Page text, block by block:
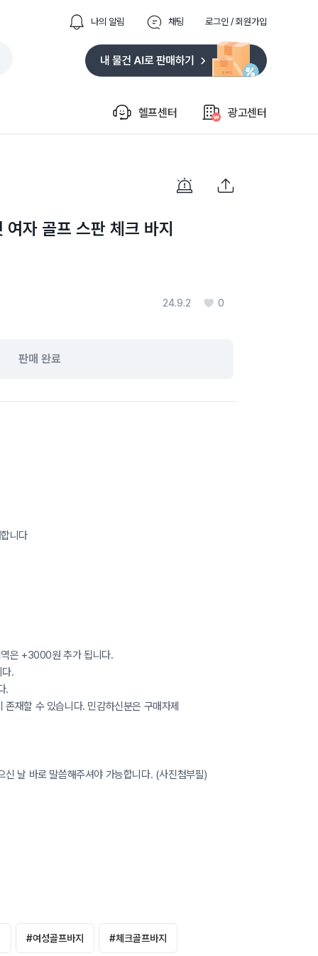
나의 알림 채팅 로그인 / 회원가입
헬프센터 광고센터
자 골프 스판 체크 바지
24.9.2 0
판매 완료
니다
은 +3000원 추가 됩니다.
.
.
재할 수 있습니다. 민감하신분은 구매자제
신 날 바로 말씀해주셔야 가능합니다. (사진첨부필)
#여성골프바지 #체크골프바지